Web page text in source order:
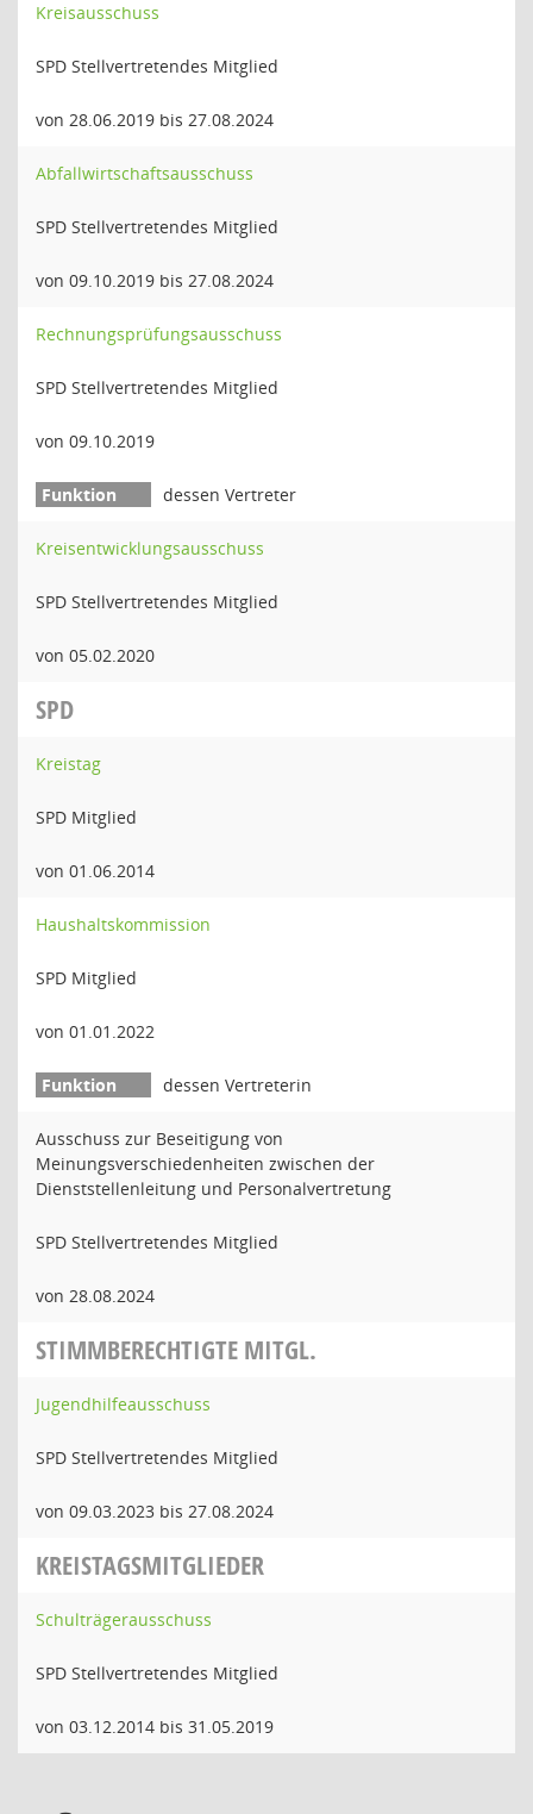
Kreisausschuss
SPD Stellvertretendes Mitglied
von 28.06.2019 bis 27.08.2024
Abfallwirtschaftsausschuss
SPD Stellvertretendes Mitglied
von 09.10.2019 bis 27.08.2024
Rechnungsprüfungsausschuss
SPD Stellvertretendes Mitglied
von 09.10.2019
dessen Vertreter
Kreisentwicklungsausschuss
SPD Stellvertretendes Mitglied
von 05.02.2020
SPD
Kreistag
SPD Mitglied
von 01.06.2014
Haushaltskommission
SPD Mitglied
von 01.01.2022
dessen Vertreterin
Ausschuss zur Beseitigung von
Meinungsverschiedenheiten zwischen der
Dienststellenleitung und Personalvertretung
SPD Stellvertretendes Mitglied
von 28.08.2024
STIMMBERECHTIGTE MITGL.
Jugendhilfeausschuss
SPD Stellvertretendes Mitglied
von 09.03.2023 bis 27.08.2024
KREISTAGSMITGLIEDER
Schulträgerausschuss
SPD Stellvertretendes Mitglied
von 03.12.2014 bis 31.05.2019